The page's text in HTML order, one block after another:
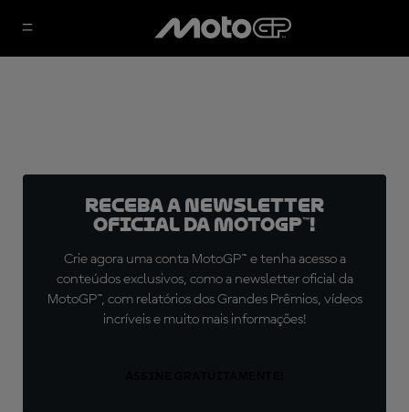
Receba a newsletter
oficial da MotoGP™!
Crie agora uma conta MotoGP™ e tenha acesso a
conteúdos exclusivos, como a newsletter oficial da
MotoGP™, com relatórios dos Grandes Prêmios, vídeos
incríveis e muito mais informações!